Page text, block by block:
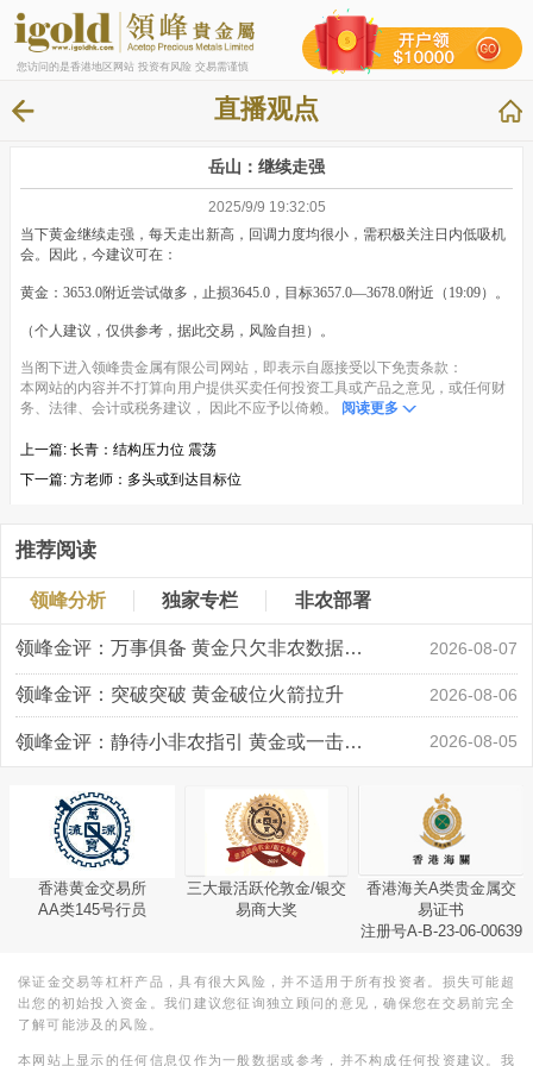
您访问的是香港地区网站 投资有风险 交易需谨慎
直播观点
岳山：继续走强
2025/9/9 19:32:05
当下黄金继续走强，每天走出新高，回调力度均很小，需积极关注日内低吸机
会。因此，今建议可在：
黄金：3653.0附近尝试做多，止损3645.0，目标3657.0—3678.0附近（19:09）。
（个人建议，仅供参考，据此交易，风险自担）。
当阁下进入领峰贵金属有限公司网站，即表示自愿接受以下免责条款：
本网站的内容并不打算向用户提供买卖任何投资工具或产品之意见，或任何财
务、法律、会计或税务建议， 因此不应予以倚赖。
阅读更多
上一篇: 长青：结构压力位 震荡
下一篇: 方老师：多头或到达目标位
推荐阅读
领峰分析 独家专栏 非农部署
领峰金评：万事俱备 黄金只欠非农数据“东风” 2026-08-07
领峰金评：突破突破 黄金破位火箭拉升 2026-08-06
领峰金评：静待小非农指引 黄金或一击破局 2026-08-05
香港黄金交易所
AA类145号行员
三大最活跃伦敦金/银交
易商大奖
香港海关A类贵金属交
易证书
注册号A-B-23-06-00639
保证金交易等杠杆产品，具有很大风险，并不适用于所有投资者。损失可能超
出您的初始投入资金。我们建议您征询独立顾问的意见，确保您在交易前完全
了解可能涉及的风险。
本网站上显示的任何信息仅作为一般数据或参考，并不构成任何投资建议。我